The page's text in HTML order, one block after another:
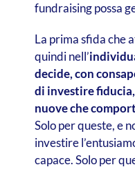
fundraising possa
La prima sfida che
quindi nell’
decide, con
di investire
nuove che
Solo per queste, e
investire
capace. Solo per